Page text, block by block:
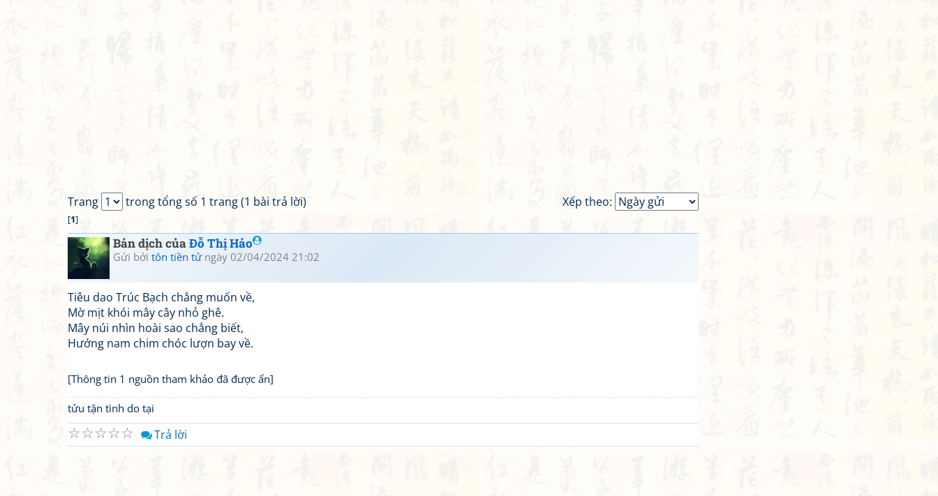
Xếp theo:
Trang trong tổng số 1 trang (1 bài trả lời)
[1]
Bản dịch củaĐỗ Thị Hảo
Gửi bởi tôn tiền tửngày 02/04/2024 21:02
Tiêu dao Trúc Bạch chẳng muốn về,
Mờ mịt khói mây cây nhỏ ghê.
Mây núi nhìn hoài sao chẳng biết,
Hướng nam chim chóc lượn bay về.
[Thông tin 1 nguồn tham khảo đã được ẩn]
tửu tận tình do tại
☆
☆
☆
☆
☆ Trả lời